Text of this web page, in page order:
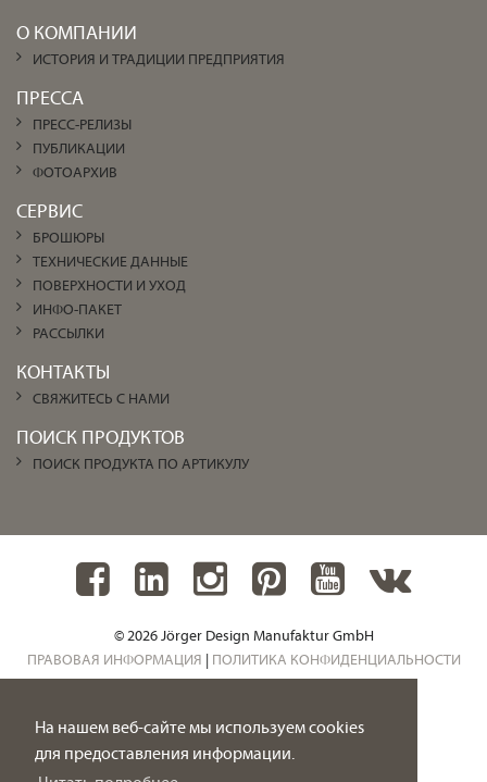
На нашем веб-сайте мы используем cookies
для предоставления информации.
О КОМПАНИИ
ИСТОРИЯ И ТРАДИЦИИ ПРЕДПРИЯТИЯ
ПРЕССА
ПРЕСС-РЕЛИЗЫ
ПУБЛИКАЦИИ
ФОТОАРХИВ
СЕРВИС
БРОШЮРЫ
ТЕХНИЧЕСКИЕ ДАННЫЕ
ПОВЕРХНОСТИ И УХОД
ИНФО-ПАКЕТ
РАССЫЛКИ
КОНТАКТЫ
СВЯЖИТЕСЬ С НАМИ
ПОИСК ПРОДУКТОВ
ПОИСК ПРОДУКТА ПО АРТИКУЛУ
© 2026 Jörger Design Manufaktur GmbH
ПРАВОВАЯ ИНФОРМАЦИЯ | ПОЛИТИКА КОНФИДЕНЦИАЛЬНОСТИ